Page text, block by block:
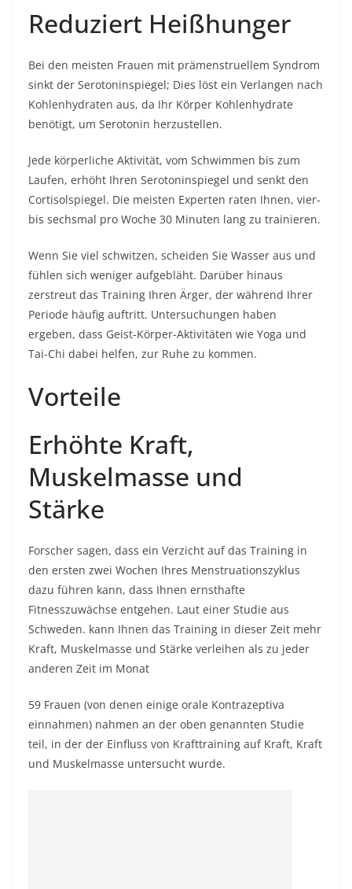
Reduziert Heißhunger
Bei den meisten Frauen mit prämenstruellem Syndrom
sinkt der Serotoninspiegel; Dies löst ein Verlangen nach
Kohlenhydraten aus, da Ihr Körper Kohlenhydrate
benötigt, um Serotonin herzustellen.
Jede körperliche Aktivität, vom Schwimmen bis zum
Laufen, erhöht Ihren Serotoninspiegel und senkt den
Cortisolspiegel. Die meisten Experten raten Ihnen, vier-
bis sechsmal pro Woche 30 Minuten lang zu trainieren.
Wenn Sie viel schwitzen, scheiden Sie Wasser aus und
fühlen sich weniger aufgebläht. Darüber hinaus
zerstreut das Training Ihren Ärger, der während Ihrer
Periode häufig auftritt. Untersuchungen haben
ergeben, dass Geist-Körper-Aktivitäten wie Yoga und
Tai-Chi dabei helfen, zur Ruhe zu kommen.
Vorteile
Erhöhte Kraft,
Muskelmasse und
Stärke
Forscher sagen, dass ein Verzicht auf das Training in
den ersten zwei Wochen Ihres Menstruationszyklus
dazu führen kann, dass Ihnen ernsthafte
Fitnesszuwächse entgehen. Laut einer Studie aus
Schweden. kann Ihnen das Training in dieser Zeit mehr
Kraft, Muskelmasse und Stärke verleihen als zu jeder
anderen Zeit im Monat
59 Frauen (von denen einige orale Kontrazeptiva
einnahmen) nahmen an der oben genannten Studie
teil, in der der Einfluss von Krafttraining auf Kraft, Kraft
und Muskelmasse untersucht wurde.